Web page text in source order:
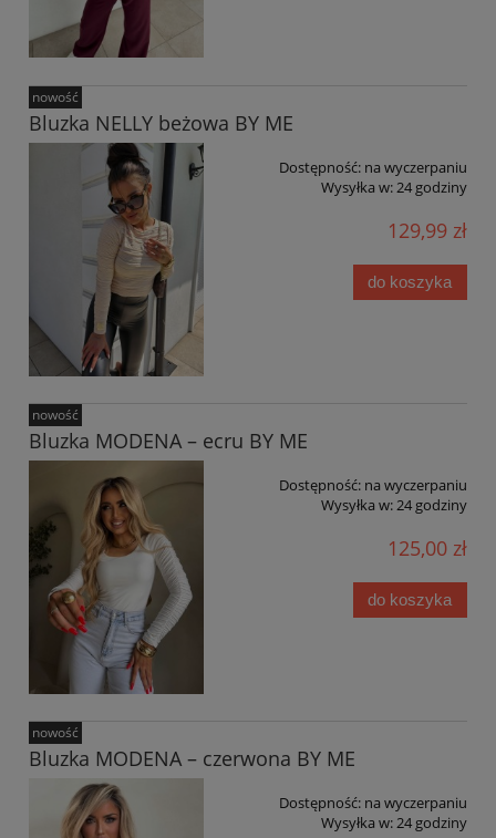
Bluzka NELLY beżowa BY ME
Dostępność: na wyczerpaniu
Wysyłka w: 24 godziny
129,99 zł
do koszyka
nowość
Bluzka MODENA – ecru BY ME
Dostępność: na wyczerpaniu
Wysyłka w:24 godziny
125,00 zł
do koszyka
nowość
Bluzka MODENA – czerwona BY ME
Dostępność: na wyczerpaniu
Wysyłka w:24 godziny
nowość